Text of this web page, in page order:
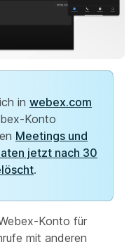
in webex.com
Konto
Meetings und
jetzt nach 30
.
Konto für
mit anderen